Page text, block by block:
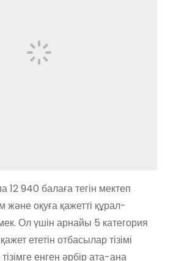
940 балаға тегін мектеп
және оқуға қажетті құрал-
Ол үшін арнайы 5 категория
ететін отбасылар тізімі
енген әрбір ата-ана